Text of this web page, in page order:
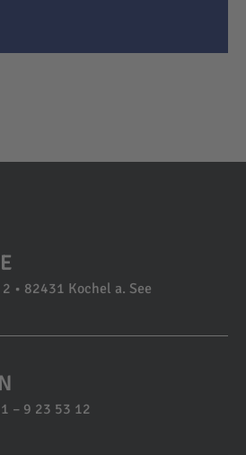
• 82431 Kochel a. See
– 9 23 53 12